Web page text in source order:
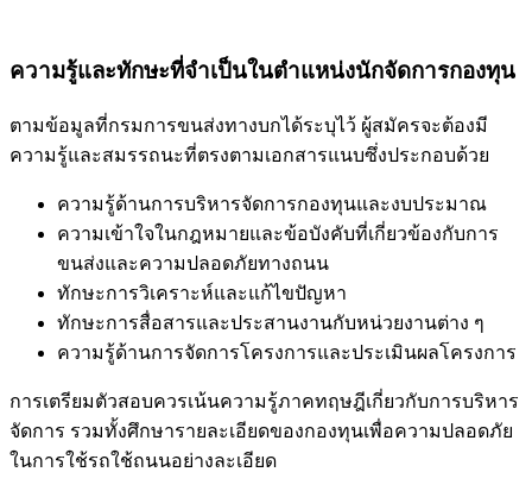
ความรู้และทักษะที่จำเป็นในตำแหน่งนักจัดการกองทุน
ตามข้อมูลที่กรมการขนส่งทางบกได้ระบุไว้ ผู้สมัครจะต้องมี
ความรู้และสมรรถนะที่ตรงตามเอกสารแนบซึ่งประกอบด้วย
ความรู้ด้านการบริหารจัดการกองทุนและงบประมาณ
ความเข้าใจในกฎหมายและข้อบังคับที่เกี่ยวข้องกับการ
ขนส่งและความปลอดภัยทางถนน
ทักษะการวิเคราะห์และแก้ไขปัญหา
ทักษะการสื่อสารและประสานงานกับหน่วยงานต่าง ๆ
ความรู้ด้านการจัดการโครงการและประเมินผลโครงการ
การเตรียมตัวสอบควรเน้นความรู้ภาคทฤษฎีเกี่ยวกับการบริหาร
จัดการ รวมทั้งศึกษารายละเอียดของกองทุนเพื่อความปลอดภัย
ในการใช้รถใช้ถนนอย่างละเอียด